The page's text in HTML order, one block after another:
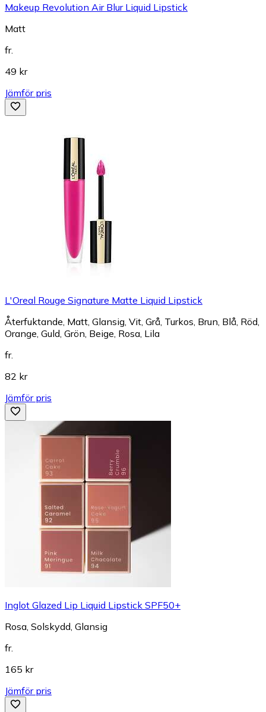
Makeup Revolution Air Blur Liquid Lipstick
Matt
fr.
49 kr
Jämför pris
L'Oreal Rouge Signature Matte Liquid Lipstick
Återfuktande, Matt, Glansig, Vit, Grå, Turkos, Brun, Blå, Röd,
Orange, Guld, Grön, Beige, Rosa, Lila
fr.
82 kr
Jämför pris
Inglot Glazed Lip Liquid Lipstick SPF50+
Rosa, Solskydd, Glansig
fr.
165 kr
Jämför pris